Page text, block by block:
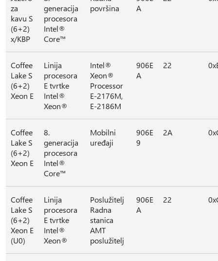
za
kavu S
(6+2)
x/KBP
generacija
procesora
Intel®
Core™
površina
A
Coffee
Lake S
(6+2)
Xeon E
Linija
procesora
E tvrtke
Intel®
Xeon®
Intel®
Xeon®
Processor
E-2176M,
E-2186M
906E
A
22
Coffee
Lake S
(6+2)
Xeon E
8.
generacija
procesora
Intel®
Core™
Mobilni
uređaji
906E
9
2A
Coffee
Lake S
(6+2)
Xeon E
(U0)
Linija
procesora
E tvrtke
Intel®
Xeon®
Poslužitelj
Radna
stanica
AMT
poslužitelj
906E
A
22